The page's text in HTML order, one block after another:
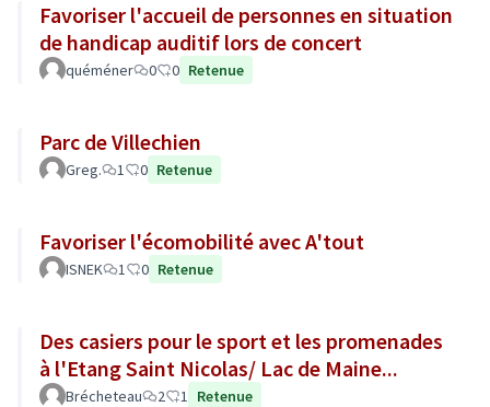
Favoriser l'accueil de personnes en situation
de handicap auditif lors de concert
quéméner 0 0 Retenue
Parc de Villechien
Greg. 1 0 Retenue
Favoriser l'écomobilité avec A'tout
ISNEK 1 0 Retenue
Des casiers pour le sport et les promenades
à l'Etang Saint Nicolas/ Lac de Maine...
Brécheteau 2 1 Retenue